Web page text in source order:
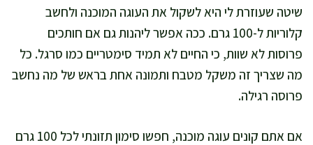
שיטה שעוזרת לי היא לשקול את העוגה המוכנה ולחשב
קלוריות ל-100 גרם. ככה אפשר ליהנות גם אם חותכים
פרוסות לא שוות, כי החיים לא תמיד סימטריים כמו סרגל. כל
מה שצריך זה משקל מטבח ותמונה אחת בראש של מה נחשב
פרוסה רגילה.
אם אתם קונים עוגה מוכנה, חפשו סימון תזונתי לכל 100 גרם